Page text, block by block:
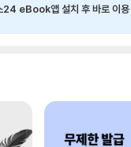
24 eBook앱 설치 후 바로 이용